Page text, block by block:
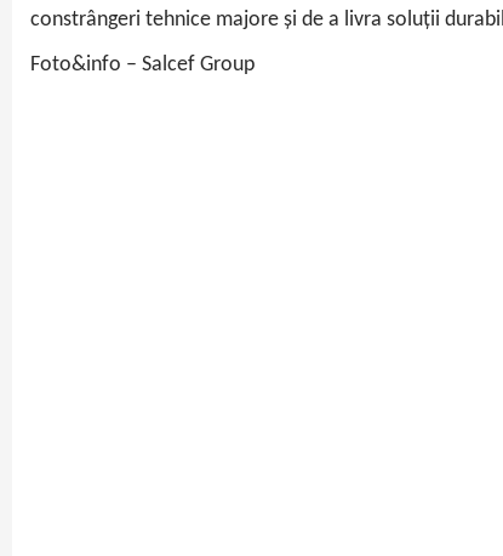
constrângeri tehnice majore și de a livra soluții
Foto&info – Salcef Group